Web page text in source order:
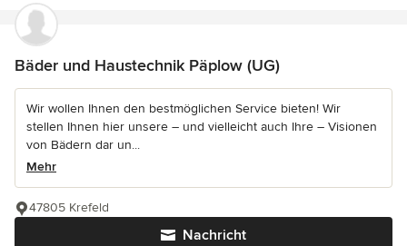
Bäder und Haustechnik Päplow (UG)
Wir wollen Ihnen den bestmöglichen Service bieten! Wir
stellen Ihnen hier unsere – und vielleicht auch Ihre – Visionen
von Bädern dar un...
Mehr
Nachricht
47805 Krefeld